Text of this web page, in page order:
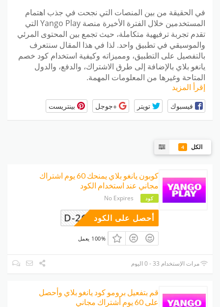
في الحقيقة من بين المنصات التي نجحت في جذب اهتمام
المستخدمين خلال الفترة الأخيرة منصة Yango Play التي
تقدم تجربة ترفيهية متكاملة، حيث تجمع بين المحتوى المرئي
والموسيقي في تطبيق واحد. لذا في هذا المقال سنتعرف
بالتفصيل على التطبيق، ومميزاته وكيفية استخدام كود خصم
يانغو بلاي بالإضافة إلى طرق الاشتراك، والدفع، والدول
المتاحة وغيرها من المعلومات المهمة.
إقرأ المزيد
فيسبوك تويتر +جوجل بينتريست
الكل 4
كوبون يانغو بلاي يمنحك 60 يوم اشتراك
مجاني عند استخدام الكود
كود No Expires
D-2GAVVRأحصل على الكود
100% يعمل
مرات الإستخدام 33 - 0 اليوم
قم بتفعيل برومو كود يانغو بلاي وأحصل
على 60 يوم أشتراك مجاني